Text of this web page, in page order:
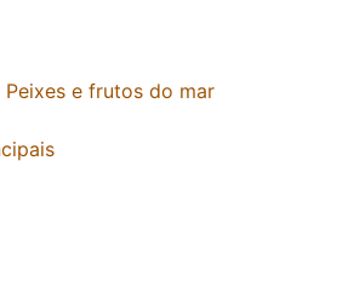
Peixes e frutos do mar